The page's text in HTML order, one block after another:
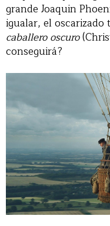
grande Joaquin
igualar, el oscarizado
caballero oscuro
conseguirá?